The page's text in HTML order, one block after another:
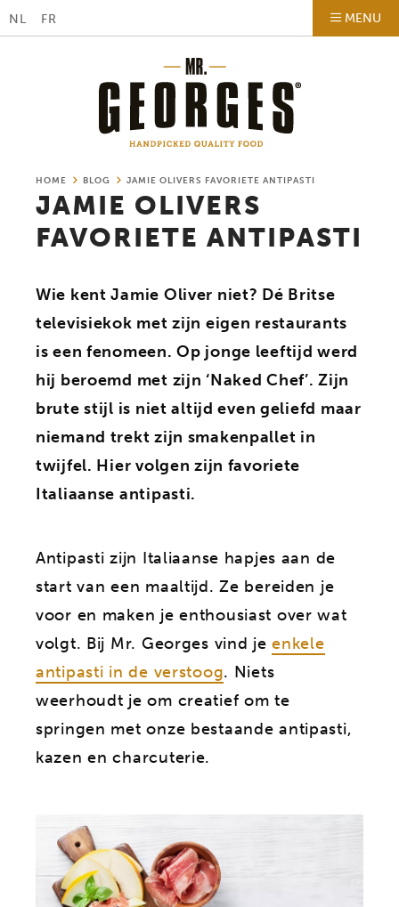
NL FR MENU
HOME BLOG JAMIE OLIVERS FAVORIETE ANTIPASTI
JAMIE OLIVERS
FAVORIETE ANTIPASTI
Wie kent Jamie Oliver niet? Dé Britse
televisiekok met zijn eigen restaurants
is een fenomeen. Op jonge leeftijd werd
hij beroemd met zijn ‘Naked Chef’. Zijn
brute stijl is niet altijd even geliefd maar
niemand trekt zijn smakenpallet in
twijfel. Hier volgen zijn favoriete
Italiaanse antipasti.
Antipasti zijn Italiaanse hapjes aan de
start van een maaltijd. Ze bereiden je
voor en maken je enthousiast over wat
volgt. Bij Mr. Georges vind jeenkele
antipasti in de verstoog. Niets
weerhoudt je om creatief om te
springen met onze bestaande antipasti,
kazen en charcuterie.